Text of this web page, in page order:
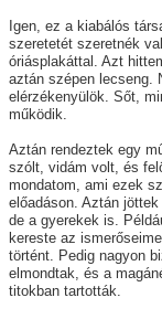
Igen, ez a kiabálós
szeretetét szeretnék
óriásplakáttal. Azt
aztán szépen lecseng.
elérzékenyülök. Sőt,
működik.
Aztán rendeztek egy
szólt, vidám volt, és
mondatom, ami ezek
előadáson. Aztán
de a gyerekek is.
kereste az
történt. Pedig nagyon
elmondtak, és a
titokban tartották.